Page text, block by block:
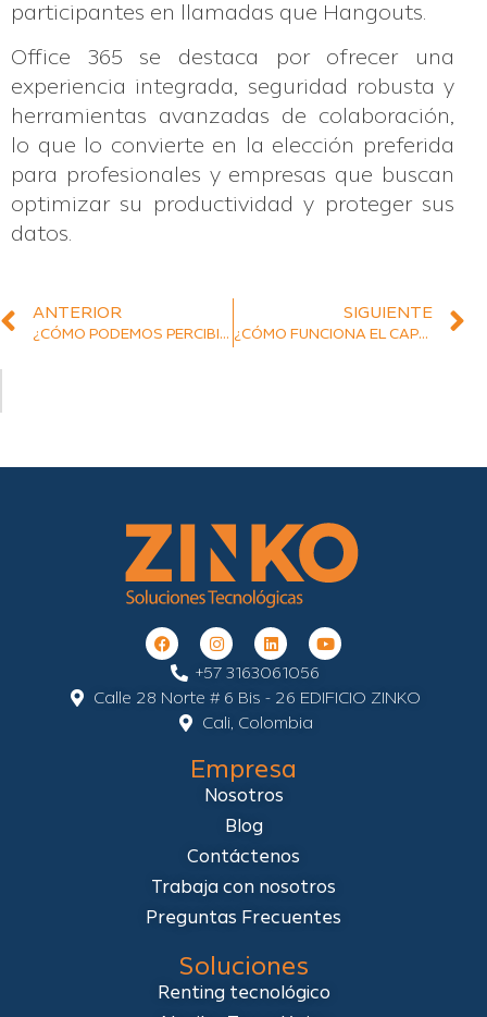
participantes en llamadas que Hangouts.
Office 365 se destaca por ofrecer una
experiencia integrada, seguridad robusta y
herramientas avanzadas de colaboración,
lo que lo convierte en la elección preferida
para profesionales y empresas que buscan
optimizar su productividad y proteger sus
datos.
ANTERIOR
¿CÓMO PODEMOS PERCIBIR LA INNOVACIÓN EN CALIDAD RECIBIDA POR LOS CLIENTES?
SIGUIENTE
¿CÓMO FUNCIONA EL CAPEX Y EL OPEX EN SU ORGANIZACIÓN?
+57 3163061056
Calle 28 Norte # 6 Bis - 26 EDIFICIO ZINKO
Cali, Colombia
Empresa
Nosotros
Blog
Contáctenos
Trabaja con nosotros
Preguntas Frecuentes
Soluciones
Renting tecnológico